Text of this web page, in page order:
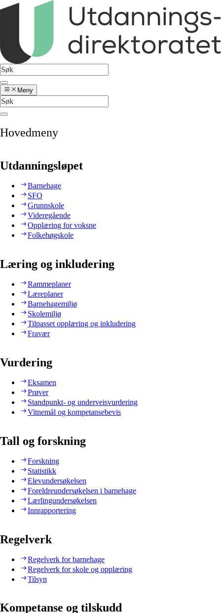
Meny
Hovedmeny
Utdanningsløpet
Barnehage
SFO
Grunnskole
Videregående
Opplæring for voksne
Folkehøgskole
Læring og inkludering
Rammeplaner
Læreplaner
Barnehagemiljø
Skolemiljø
Tilpasset opplæring og inkludering
Fravær
Vurdering
Eksamen
Prøver
Standpunkt- og underveisvurdering
Vitnemål og kompetansebevis
Tall og forskning
Forskning
Statistikk
Elevundersøkelsen
Foreldreundersøkelsen i barnehage
Lærlingundersøkelsen
Innrapportering
Regelverk
Regelverk for barnehage
Regelverk for skole og opplæring
Tilsyn
Kompetanse og tilskudd